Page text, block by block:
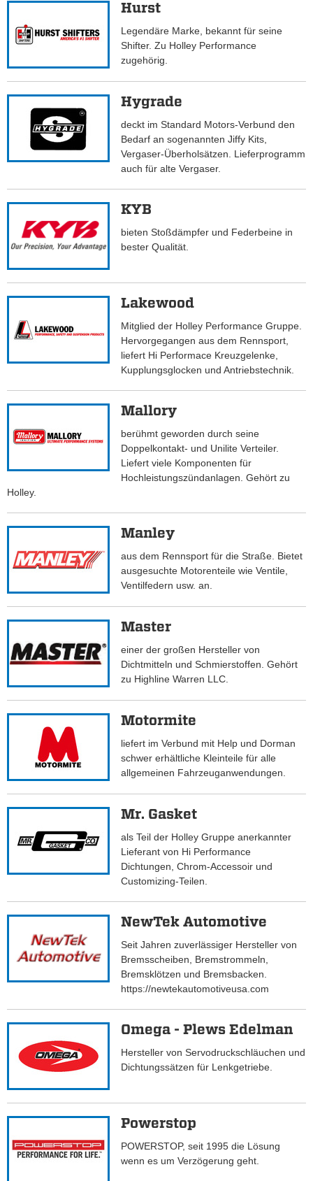
Hurst
Legendäre Marke, bekannt für seine
Shifter. Zu Holley Performance
zugehörig.
Hygrade
deckt im Standard Motors-Verbund den
Bedarf an sogenannten Jiffy Kits,
Vergaser-Überholsätzen. Lieferprogramm
auch für alte Vergaser.
KYB
bieten Stoßdämpfer und Federbeine in
bester Qualität.
Lakewood
Mitglied der Holley Performance Gruppe.
Hervorgegangen aus dem Rennsport,
liefert Hi Performace Kreuzgelenke,
Kupplungsglocken und Antriebstechnik.
Mallory
berühmt geworden durch seine
Doppelkontakt- und Unilite Verteiler.
Liefert viele Komponenten für
Hochleistungszündanlagen. Gehört zu
Holley.
Manley
aus dem Rennsport für die Straße. Bietet
ausgesuchte Motorenteile wie Ventile,
Ventilfedern usw. an.
Master
einer der großen Hersteller von
Dichtmitteln und Schmierstoffen. Gehört
zu Highline Warren LLC.
Motormite
liefert im Verbund mit Help und Dorman
schwer erhältliche Kleinteile für alle
allgemeinen Fahrzeuganwendungen.
Mr. Gasket
als Teil der Holley Gruppe anerkannter
Lieferant von Hi Performance
Dichtungen, Chrom-Accessoir und
Customizing-Teilen.
NewTek Automotive
Seit Jahren zuverlässiger Hersteller von
Bremsscheiben, Bremstrommeln,
Bremsklötzen und Bremsbacken.
https://newtekautomotiveusa.com
Omega - Plews Edelman
Hersteller von Servodruckschläuchen und
Dichtungssätzen für Lenkgetriebe.
Powerstop
POWERSTOP, seit 1995 die Lösung
wenn es um Verzögerung geht.